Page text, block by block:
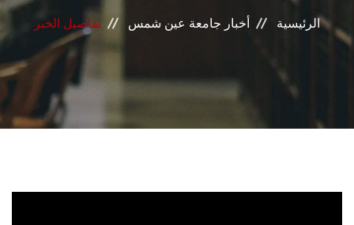
الرعاية الصحية
المراكز والوحدات
الأنظمة الذكية
الرئيسية أخبار جامعة عين شمس تفاصيل الخبر